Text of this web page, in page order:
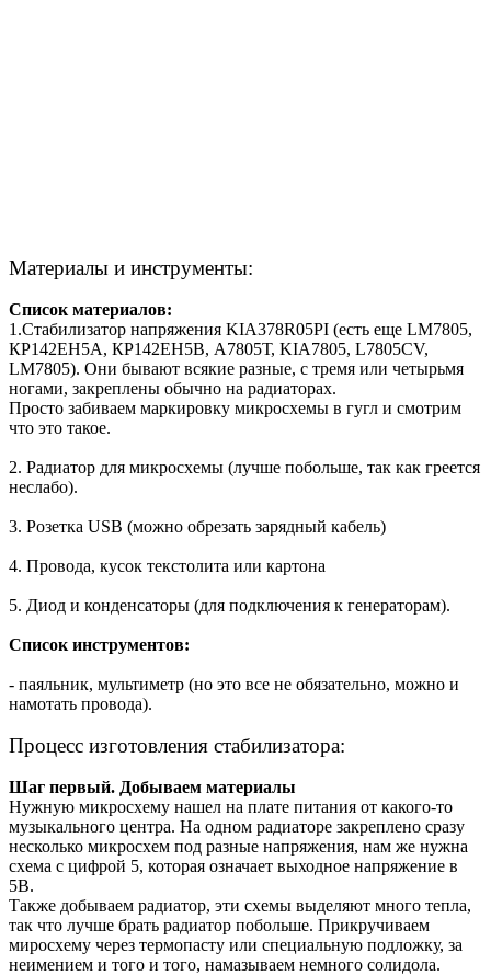
Материалы и инструменты:
Список материалов:
1.Стабилизатор напряжения KIA378R05PI (есть еще LM7805,
КР142ЕН5А, КР142ЕН5В, А7805Т, KIA7805, L7805CV,
LM7805). Они бывают всякие разные, с тремя или четырьмя
ногами, закреплены обычно на радиаторах.
Просто забиваем маркировку микросхемы в гугл и смотрим
что это такое.
2. Радиатор для микросхемы (лучше побольше, так как греется
неслабо).
3. Розетка USB (можно обрезать зарядный кабель)
4. Провода, кусок текстолита или картона
5. Диод и конденсаторы (для подключения к генераторам).
Список инструментов:
- паяльник, мультиметр (но это все не обязательно, можно и
намотать провода).
Процесс изготовления стабилизатора:
Шаг первый. Добываем материалы
Нужную микросхему нашел на плате питания от какого-то
музыкального центра. На одном радиаторе закреплено сразу
несколько микросхем под разные напряжения, нам же нужна
схема с цифрой 5, которая означает выходное напряжение в
5В.
Также добываем радиатор, эти схемы выделяют много тепла,
так что лучше брать радиатор побольше. Прикручиваем
миросхему через термопасту или специальную подложку, за
неимением и того и того, намазываем немного солидола.